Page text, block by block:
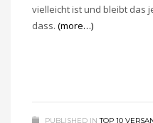
vielleicht ist und bleibt das
dass. (more…)
PUBLISHED IN TOP 10